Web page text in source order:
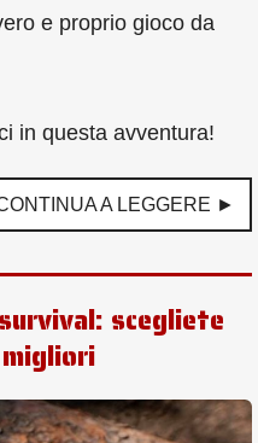
e proprio gioco da
in questa avventura!
A LEGGERE ►
scegliete